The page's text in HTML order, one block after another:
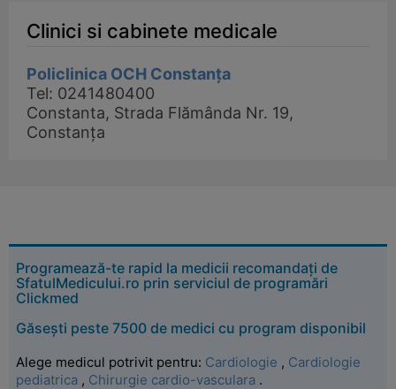
Clinici si cabinete medicale
Policlinica OCH Constanța
Tel: 0241480400
Constanta, Strada Flămânda Nr. 19,
Constanța
Programează-te rapid la medicii recomandați de
SfatulMedicului.ro prin serviciul de programări
Clickmed
Găsești peste 7500 de medici cu program disponibil
Alege medicul potrivit pentru: Cardiologie , Cardiologie
pediatrica , Chirurgie cardio-vasculara .